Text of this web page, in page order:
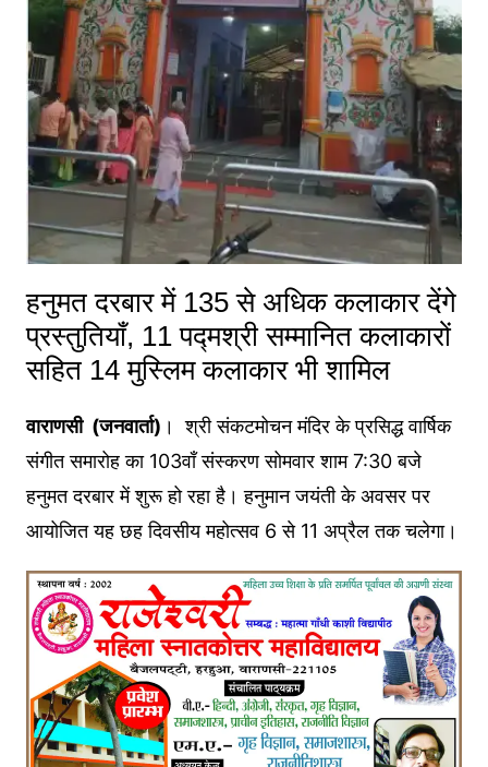
हनुमत दरबार में 135 से अधिक कलाकार देंगे
प्रस्तुतियाँ, 11 पद्मश्री सम्मानित कलाकारों
सहित 14 मुस्लिम कलाकार भी शामिल
वाराणसी (जनवार्ता) । श्री संकटमोचन मंदिर के प्रसिद्ध वार्षिक
संगीत समारोह का 103वाँ संस्करण सोमवार शाम 7:30 बजे
हनुमत दरबार में शुरू हो रहा है। हनुमान जयंती के अवसर पर
आयोजित यह छह दिवसीय महोत्सव 6 से 11 अप्रैल तक चलेगा।